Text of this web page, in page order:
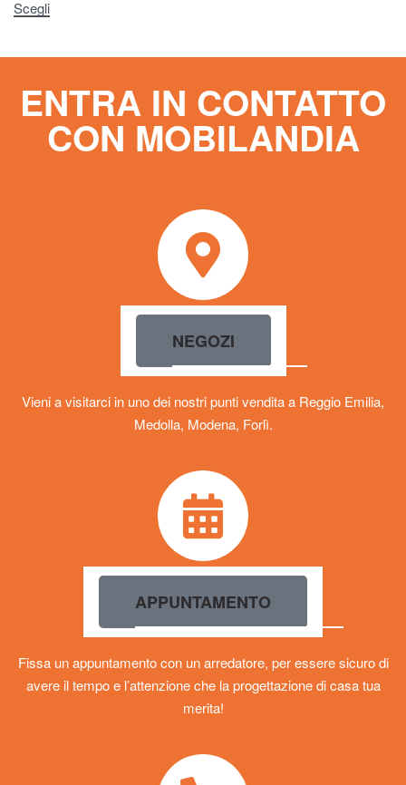
Scegli
ENTRA IN CONTATTO
CON MOBILANDIA
NEGOZI
Vieni a visitarci in uno dei nostri punti vendita a Reggio Emilia,
Medolla, Modena, Forlì.
APPUNTAMENTO
Fissa un appuntamento con un arredatore, per essere sicuro di
avere il tempo e l’attenzione che la progettazione di casa tua
merita!